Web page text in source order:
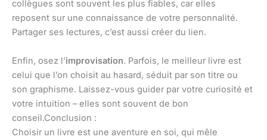
collègues sont souvent les plus fiables, car elles
reposent sur une connaissance de votre personnalité.
Partager ses lectures, c’est aussi créer du lien.
Enfin, osez l’improvisation. Parfois, le meilleur livre est
celui que l’on choisit au hasard, séduit par son titre ou
son graphisme. Laissez-vous guider par votre curiosité et
votre intuition – elles sont souvent de bon
conseil.Conclusion :
Choisir un livre est une aventure en soi, qui mêle